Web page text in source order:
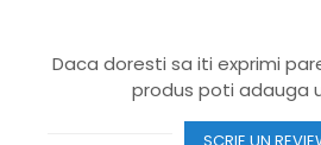
Daca doresti sa iti exprimi
produs poti adauga